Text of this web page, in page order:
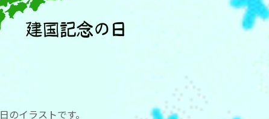
のイラストです。